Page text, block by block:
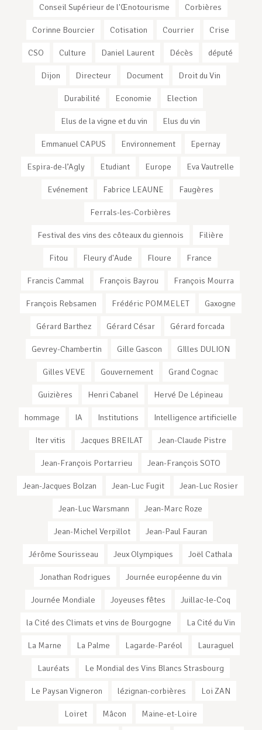
Conseil Supérieur de l'Œnotourisme Corbières
Corinne Bourcier Cotisation Courrier Crise
CSO Culture Daniel Laurent Décès député
Dijon Directeur Document Droit du Vin
Durabilité Economie Election
Elus de la vigne et du vin Elus du vin
Emmanuel CAPUS Environnement Epernay
Espira-de-l’Agly Etudiant Europe Eva Vautrelle
Evénement Fabrice LEAUNE Faugères
Ferrals-les-Corbières
Festival des vins des côteaux du giennois Filière
Fitou Fleury d'Aude Floure France
Francis Cammal François Bayrou François Mourra
François Rebsamen Frédéric POMMELET Gaxogne
Gérard Barthez Gérard César Gérard forcada
Gevrey-Chambertin Gille Gascon GIlles DULION
Gilles VEVE Gouvernement Grand Cognac
Guizières Henri Cabanel Hervé De Lépineau
hommage IA Institutions Intelligence artificielle
Iter vitis Jacques BREILAT Jean-Claude Pistre
Jean-François Portarrieu Jean-François SOTO
Jean-Jacques Bolzan Jean-Luc Fugit Jean-Luc Rosier
Jean-Luc Warsmann Jean-Marc Roze
Jean-Michel Verpillot Jean-Paul Fauran
Jérôme Sourisseau Jeux Olympiques Joël Cathala
Jonathan Rodrigues Journée européenne du vin
Journée Mondiale Joyeuses fêtes Juillac-le-Coq
la Cité des Climats et vins de Bourgogne La Cité du Vin
La Marne La Palme Lagarde-Paréol Lauraguel
Lauréats Le Mondial des Vins Blancs Strasbourg
Le Paysan Vigneron lézignan-corbières Loi ZAN
Loiret Mâcon Maine-et-Loire